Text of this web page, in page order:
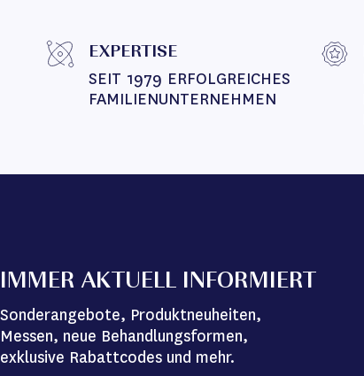
EXPERTISE
SEIT 1979 ERFOLGREICHES
FAMILIENUNTERNEHMEN
IMMER AKTUELL INFORMIERT
Sonderangebote, Produktneuheiten,
Messen, neue Behandlungsformen,
exklusive Rabattcodes und mehr.